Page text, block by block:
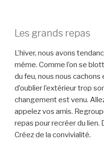
Les grands repas
L’hiver, nous avons
même. Comme l’on se
du feu, nous nous
d’oublier l’extérieur trop
changement est venu.
appelez vos amis.
repas pour recréer du lien.
Créez de la convivialité.